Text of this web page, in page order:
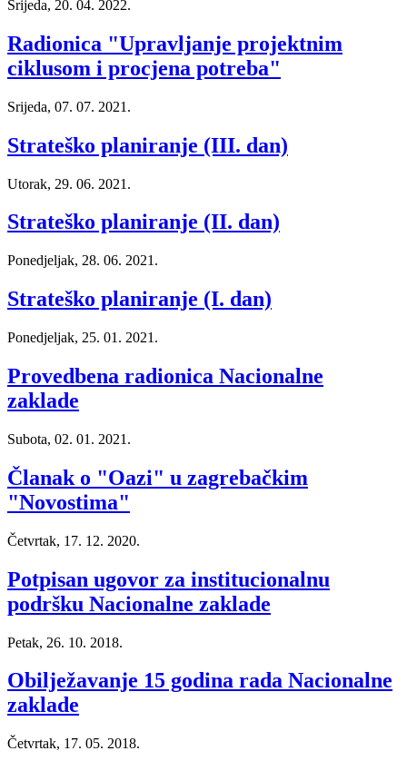
Srijeda, 20. 04. 2022.
Radionica "Upravljanje projektnim
ciklusom i procjena potreba"
Srijeda, 07. 07. 2021.
Strateško planiranje (III. dan)
Utorak, 29. 06. 2021.
Strateško planiranje (II. dan)
Ponedjeljak, 28. 06. 2021.
Strateško planiranje (I. dan)
Ponedjeljak, 25. 01. 2021.
Provedbena radionica Nacionalne
zaklade
Subota, 02. 01. 2021.
Članak o "Oazi" u zagrebačkim
"Novostima"
Četvrtak, 17. 12. 2020.
Potpisan ugovor za institucionalnu
podršku Nacionalne zaklade
Petak, 26. 10. 2018.
Obilježavanje 15 godina rada Nacionalne
zaklade
Četvrtak, 17. 05. 2018.